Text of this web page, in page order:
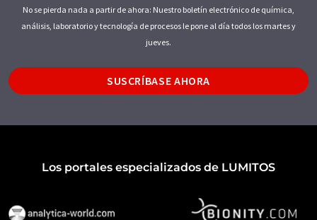
No se pierda nada a partir de ahora: Nuestro boletín electrónico de química,
análisis, laboratorio y tecnología de procesos le pone al día todos los martes y
jueves.
SUSCRÍBASE AHORA
Los portales especializados de LUMITOS